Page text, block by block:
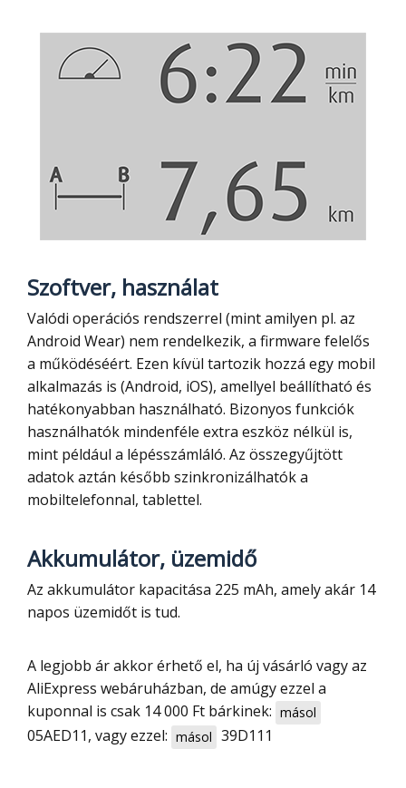
Szoftver, használat
Valódi operációs rendszerrel (mint amilyen pl. az
Android Wear) nem rendelkezik, a firmware felelős
a működéséért. Ezen kívül tartozik hozzá egy mobil
alkalmazás is (Android, iOS), amellyel beállítható és
hatékonyabban használható. Bizonyos funkciók
használhatók mindenféle extra eszköz nélkül is,
mint például a lépésszámláló. Az összegyűjtött
adatok aztán később szinkronizálhatók a
mobiltelefonnal, tablettel.
Akkumulátor, üzemidő
Az akkumulátor kapacitása 225 mAh, amely akár 14
napos üzemidőt is tud.
A legjobb ár akkor érhető el, ha új vásárló vagy az
AliExpress webáruházban, de amúgy ezzel a
kuponnal is csak 14 000 Ft bárkinek: másol
05AED11, vagy ezzel: másol 39D111